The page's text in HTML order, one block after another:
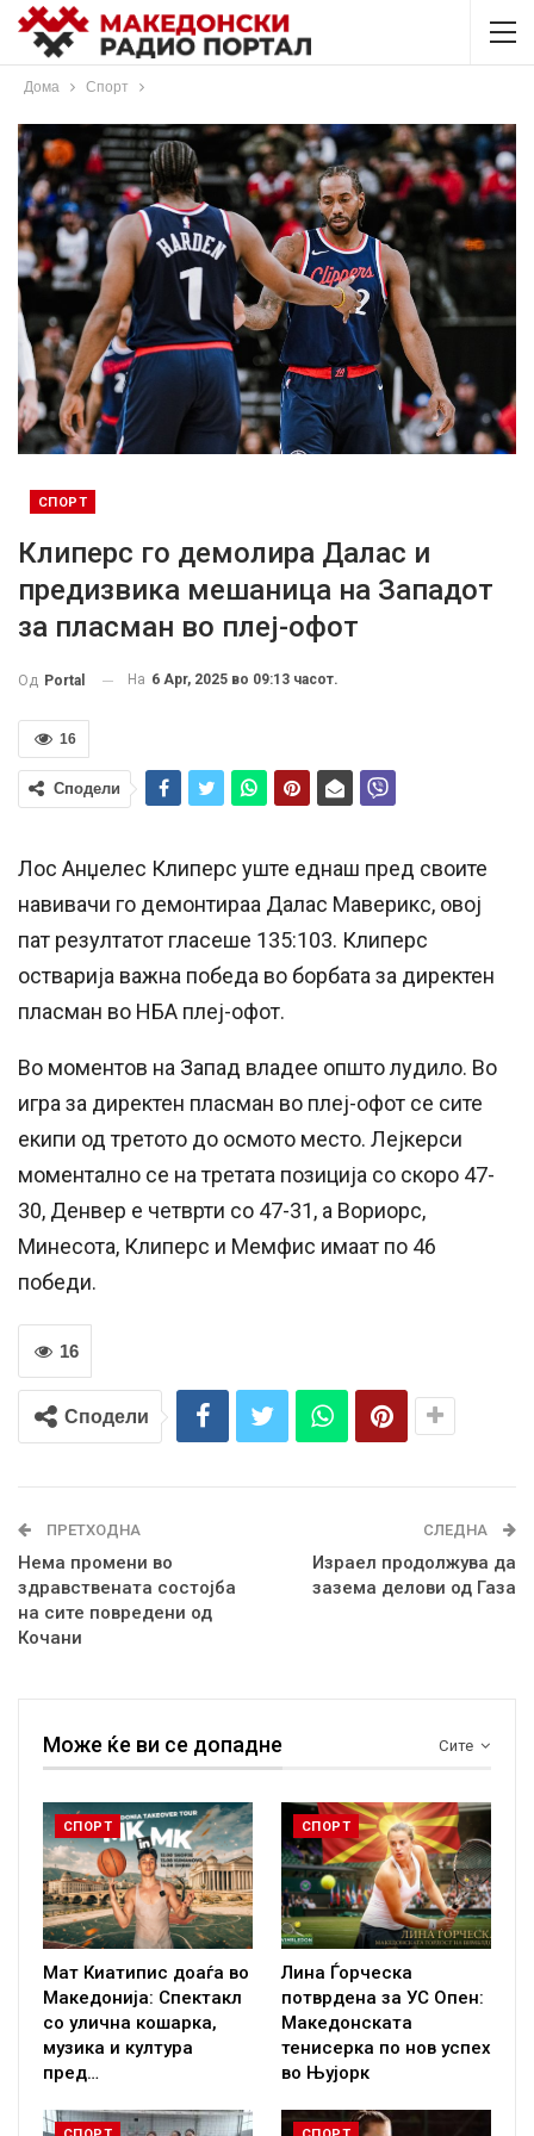
Дома Спорт
СПОРТ
Клиперс го демолира Далас и
предизвика мешаница на Западот
за пласман во плеј-офот
Од Portal На 6 Apr, 2025 во 09:13 часот.
16
Сподели
Лос Анџелес Клиперс уште еднаш пред своите
навивачи го демонтираа Далас Маверикс, овој
пат резултатот гласеше 135:103. Клиперс
остварија важна победа во борбата за директен
пласман во НБА плеј-офот.
Во моментов на Запад владее општо лудило. Во
игра за директен пласман во плеј-офот се сите
екипи од третото до осмото место. Лејкерси
моментално се на третата позиција со скоро 47-
30, Денвер е четврти со 47-31, а Вориорс,
Минесота, Клиперс и Мемфис имаат по 46
победи.
16
Сподели
ПРЕТХОДНА
Нема промени во
здравствената состојба
на сите повредени од
Кочани
СЛЕДНА
Израел продолжува да
зазема делови од Газа
Сите
Може ќе ви се допадне
СПОРТ
Мат Киатипис доаѓа во
Македонија: Спектакл
со улична кошарка,
музика и култура
пред…
СПОРТ
Лина Ѓорческа
потврдена за УС Опен:
Македонската
тенисерка по нов успех
во Њујорк